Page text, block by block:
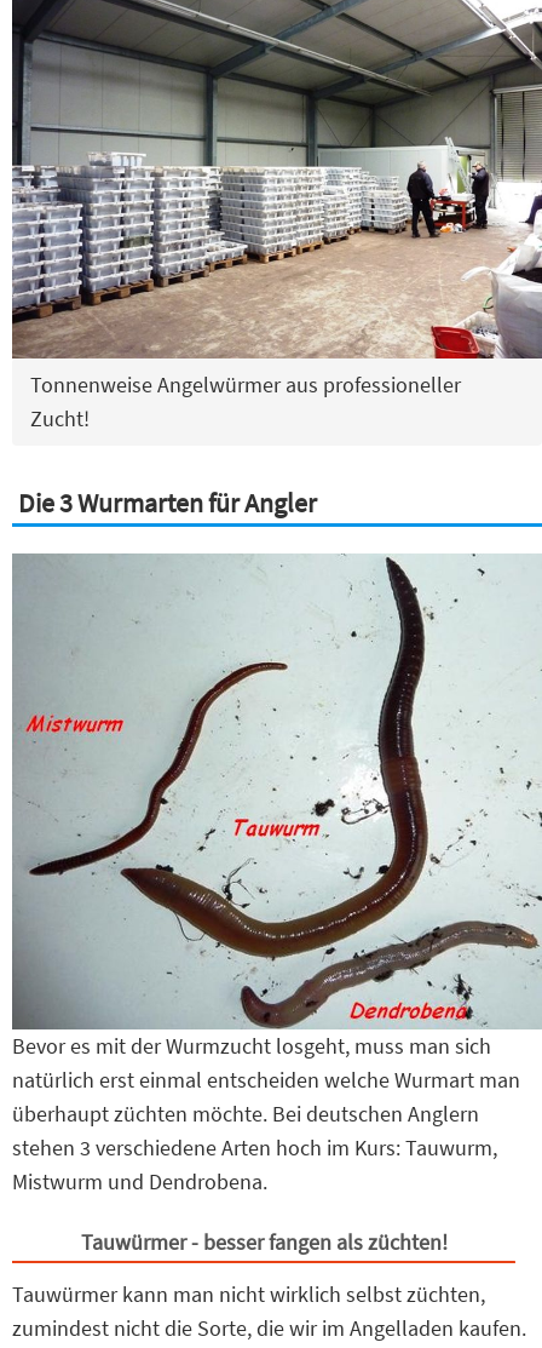
Tonnenweise Angelwürmer aus professioneller
Zucht!
Die 3 Wurmarten für Angler
Bevor es mit der Wurmzucht losgeht, muss man sich
natürlich erst einmal entscheiden welche Wurmart man
überhaupt züchten möchte. Bei deutschen Anglern
stehen 3 verschiedene Arten hoch im Kurs: Tauwurm,
Mistwurm und Dendrobena.
Tauwürmer - besser fangen als züchten!
Tauwürmer kann man nicht wirklich selbst züchten,
zumindest nicht die Sorte, die wir im Angelladen kaufen.